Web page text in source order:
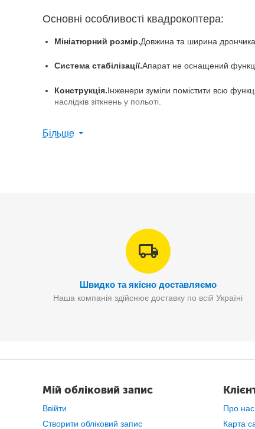
Основні особливості квадрокоптера:
Мініатюрний розмір.Довжина та ширина
Система стабілізації.Апарат не оснащений
Конструкція.Інженери зуміли помістити всю
наслідків зіткнень у польоті.
Більше
Швидко та якісно доставляємо
Наша компанія здійснює доставку по всій Україні
Мій обліковий запис
Ввійти
Створити обліковий запис
Про нас
Карта